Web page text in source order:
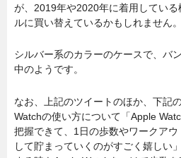
が、2019年や2020年に着用してい
ルに買い替えているかもしれません。
シルバー系のカラーのケースで、バ
中のようです。
なお、上記のツイートのほか、下記
Watchの使い方について「Apple
把握できて、1日の歩数やワークア
して貯まっていくのがすごく嬉しい